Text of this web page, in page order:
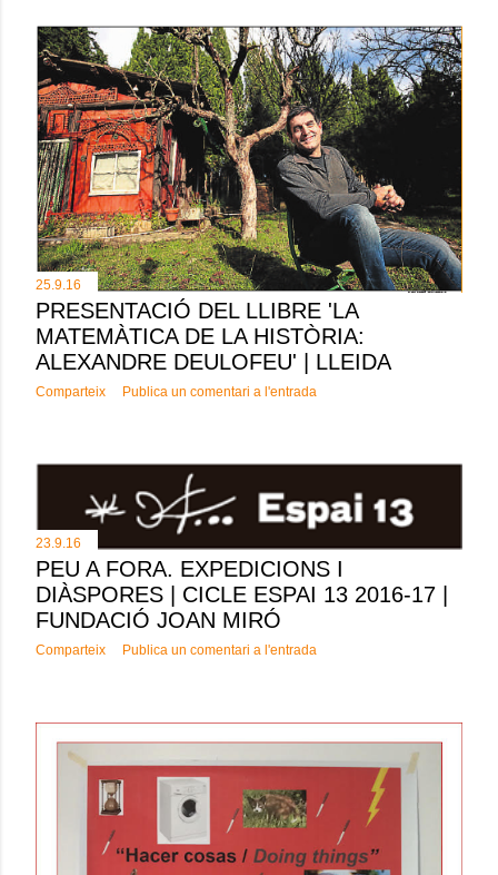
25.9.16
PRESENTACIÓ DEL LLIBRE 'LA
MATEMÀTICA DE LA HISTÒRIA:
ALEXANDRE DEULOFEU' | LLEIDA
Comparteix Publica un comentari a l'entrada
23.9.16
PEU A FORA. EXPEDICIONS I
DIÀSPORES | CICLE ESPAI 13 2016-17 |
FUNDACIÓ JOAN MIRÓ
Comparteix Publica un comentari a l'entrada